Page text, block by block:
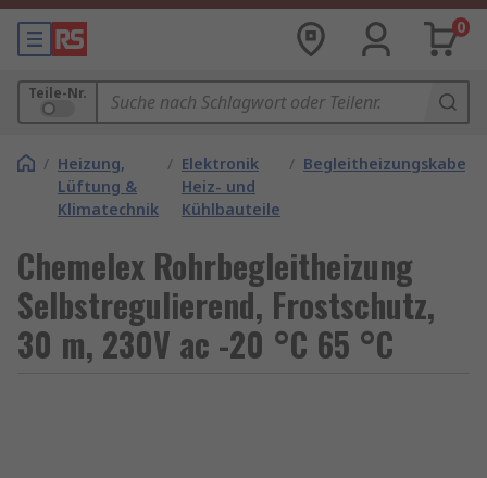
0
Teile-Nr.
/ Heizung,
Lüftung &
Klimatechnik
/ Elektronik
Heiz- und
Kühlbauteile
/ Begleitheizungskabel
Chemelex Rohrbegleitheizung
Selbstregulierend, Frostschutz,
30 m, 230V ac -20 °C 65 °C